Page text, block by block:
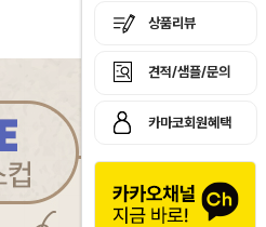
상품리뷰
견적/샘플/문의
카마코회원혜택